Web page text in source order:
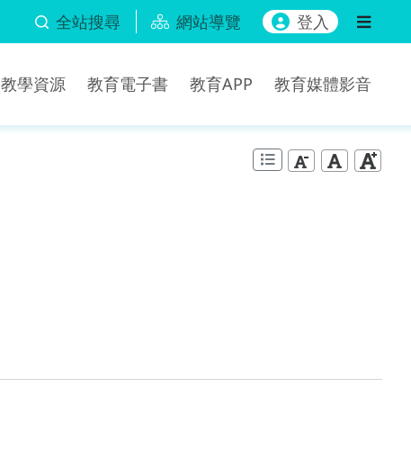
全站搜尋 網站導覽 登入
學資源 教育電子書 教育APP 教育媒體影音